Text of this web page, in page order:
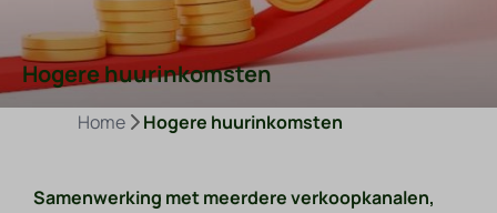
Hogere huurinkomsten
Home Hogere huurinkomsten
Samenwerking met meerdere verkoopkanalen,